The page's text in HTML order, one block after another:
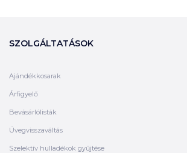
SZOLGÁLTATÁSOK
Ajándékkosarak
Árfigyelő
Bevásárlólisták
Üvegvisszaváltás
Szelektív hulladékok gyűjtése